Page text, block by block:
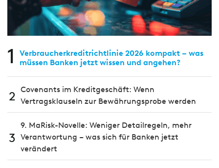
1
Verbraucherkreditrichtlinie 2026 kompakt – was
müssen Banken jetzt wissen und angehen?
2 Covenants im Kreditgeschäft: Wenn
Vertragsklauseln zur Bewährungsprobe werden
3
9. MaRisk-Novelle: Weniger Detailregeln, mehr
Verantwortung – was sich für Banken jetzt
verändert